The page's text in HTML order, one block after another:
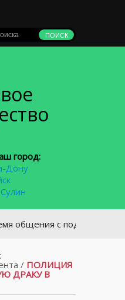
город:
Дону
с подзащитным умер
/ ПОЛИЦИЯ
ДРАКУ В